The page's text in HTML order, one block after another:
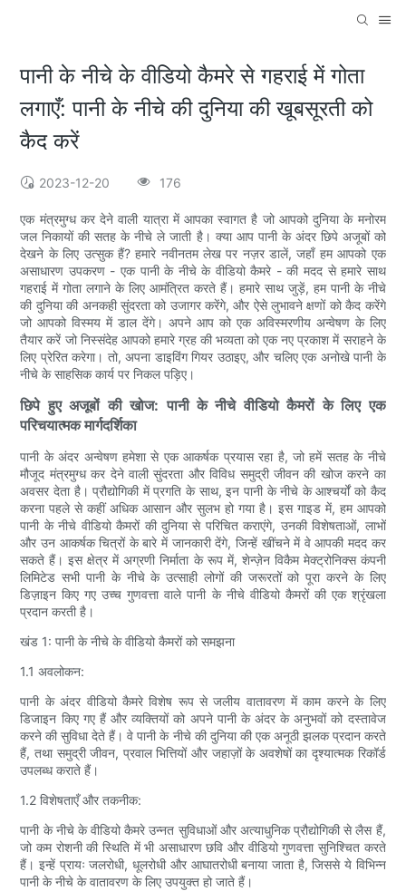
पानी के नीचे के वीडियो कैमरे से गहराई में गोता
लगाएँ: पानी के नीचे की दुनिया की खूबसूरती को
कैद करें
2023-12-20 176
एक मंत्रमुग्ध कर देने वाली यात्रा में आपका स्वागत है जो आपको दुनिया के मनोरम
जल निकायों की सतह के नीचे ले जाती है। क्या आप पानी के अंदर छिपे अजूबों को
देखने के लिए उत्सुक हैं? हमारे नवीनतम लेख पर नज़र डालें, जहाँ हम आपको एक
असाधारण उपकरण - एक पानी के नीचे के वीडियो कैमरे - की मदद से हमारे साथ
गहराई में गोता लगाने के लिए आमंत्रित करते हैं। हमारे साथ जुड़ें, हम पानी के नीचे
की दुनिया की अनकही सुंदरता को उजागर करेंगे, और ऐसे लुभावने क्षणों को कैद करेंगे
जो आपको विस्मय में डाल देंगे। अपने आप को एक अविस्मरणीय अन्वेषण के लिए
तैयार करें जो निस्संदेह आपको हमारे ग्रह की भव्यता को एक नए प्रकाश में सराहने के
लिए प्रेरित करेगा। तो, अपना डाइविंग गियर उठाइए, और चलिए एक अनोखे पानी के
नीचे के साहसिक कार्य पर निकल पड़िए।
छिपे हुए अजूबों की खोज: पानी के नीचे वीडियो कैमरों के लिए एक
परिचयात्मक मार्गदर्शिका
पानी के अंदर अन्वेषण हमेशा से एक आकर्षक प्रयास रहा है, जो हमें सतह के नीचे
मौजूद मंत्रमुग्ध कर देने वाली सुंदरता और विविध समुद्री जीवन की खोज करने का
अवसर देता है। प्रौद्योगिकी में प्रगति के साथ, इन पानी के नीचे के आश्चर्यों को कैद
करना पहले से कहीं अधिक आसान और सुलभ हो गया है। इस गाइड में, हम आपको
पानी के नीचे वीडियो कैमरों की दुनिया से परिचित कराएंगे, उनकी विशेषताओं, लाभों
और उन आकर्षक चित्रों के बारे में जानकारी देंगे, जिन्हें खींचने में वे आपकी मदद कर
सकते हैं। इस क्षेत्र में अग्रणी निर्माता के रूप में, शेन्ज़ेन विकैम मेक्ट्रोनिक्स कंपनी
लिमिटेड सभी पानी के नीचे के उत्साही लोगों की जरूरतों को पूरा करने के लिए
डिज़ाइन किए गए उच्च गुणवत्ता वाले पानी के नीचे वीडियो कैमरों की एक श्रृंखला
प्रदान करती है।
खंड 1: पानी के नीचे के वीडियो कैमरों को समझना
1.1 अवलोकन:
पानी के अंदर वीडियो कैमरे विशेष रूप से जलीय वातावरण में काम करने के लिए
डिजाइन किए गए हैं और व्यक्तियों को अपने पानी के अंदर के अनुभवों को दस्तावेज
करने की सुविधा देते हैं। वे पानी के नीचे की दुनिया की एक अनूठी झलक प्रदान करते
हैं, तथा समुद्री जीवन, प्रवाल भित्तियों और जहाज़ों के अवशेषों का दृश्यात्मक रिकॉर्ड
उपलब्ध कराते हैं।
1.2 विशेषताएँ और तकनीक:
पानी के नीचे के वीडियो कैमरे उन्नत सुविधाओं और अत्याधुनिक प्रौद्योगिकी से लैस हैं,
जो कम रोशनी की स्थिति में भी असाधारण छवि और वीडियो गुणवत्ता सुनिश्चित करते
हैं। इन्हें प्रायः जलरोधी, धूलरोधी और आघातरोधी बनाया जाता है, जिससे ये विभिन्न
पानी के नीचे के वातावरण के लिए उपयुक्त हो जाते हैं।